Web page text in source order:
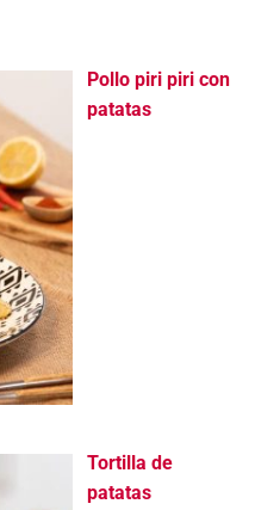
Pollo piri piri con
patatas
Tortilla de
patatas